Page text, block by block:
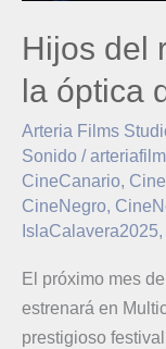
Hijos del
la óptica
Arteria Films
Sonido /
CineCanario,
CineNegro,
IslaCalavera2025,
El próximo mes
estrenará en
prestigioso